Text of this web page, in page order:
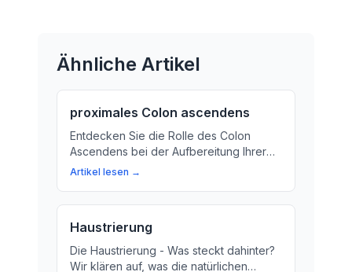
Ähnliche Artikel
proximales Colon ascendens
Entdecken Sie die Rolle des Colon
Ascendens bei der Aufbereitung Ihrer
Nahrung. Erfahren Sie, wie dieser
Artikel lesen →
Haustrierung
Die Haustrierung - Was steckt dahinter?
Wir klären auf, was die natürlichen